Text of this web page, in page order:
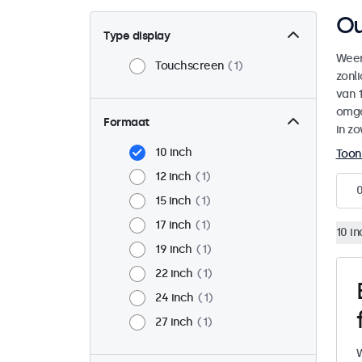
Type display
Touchscreen 1
Formaat
10 inch
12 inch
1
15 inch
1
17 inch
1
19 inch
1
22 inch
1
24 inch
1
27 inch
1
van
in
0
10